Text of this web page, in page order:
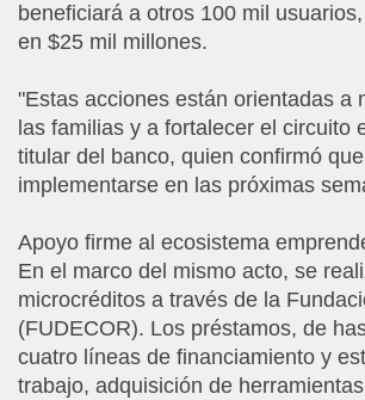
beneficiará a otros 100 mil
en $25 mil millones.
"Estas acciones están orientadas a
las familias y a fortalecer el circuito
titular del banco, quien confirmó
implementarse en las próximas
Apoyo firme al ecosistema
En el marco del mismo acto, se
microcréditos a través de la
(FUDECOR). Los préstamos, de
cuatro líneas de financiamiento y
trabajo, adquisición de